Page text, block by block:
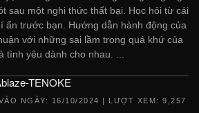
sau một nghi thức thất bại. Học hỏi từ cái
ẩn trước bạn. Hướng dẫn hành động của
với những sai lầm trong quá khứ của
yêu dành cho nhau. ...
TENOKE
NGÀY: 16/10/2024 | LƯỢT XEM: 9,257